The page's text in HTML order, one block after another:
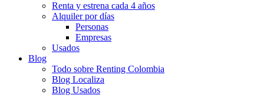
Renta y estrena cada 4 años
Alquiler por días
Personas
Empresas
Usados
Blog
Todo sobre Renting Colombia
Blog Localiza
Blog Usados